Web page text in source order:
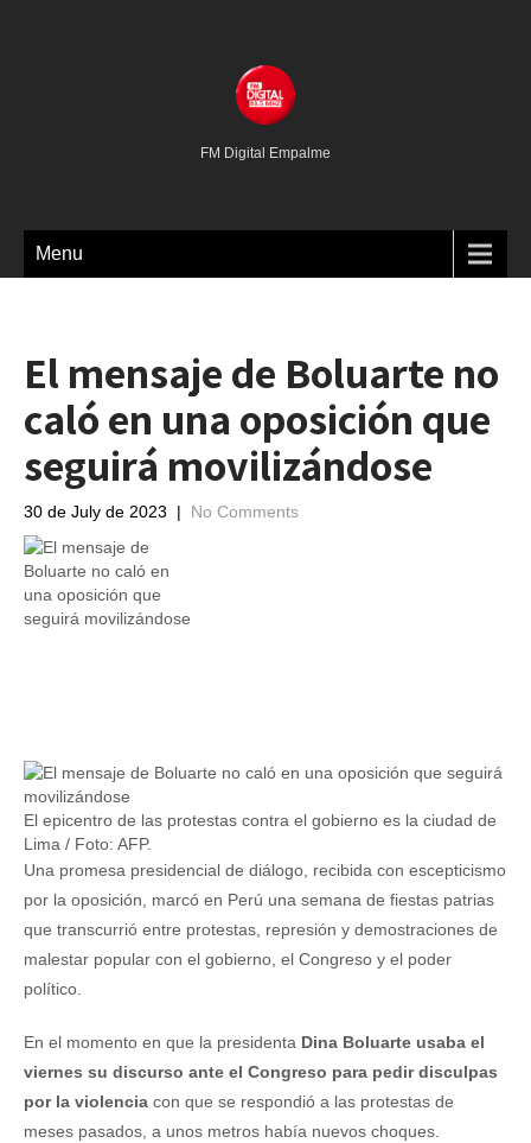
FM Digital Empalme
Menu
El mensaje de Boluarte no
caló en una oposición que
seguirá movilizándose
30 de July de 2023 | No Comments
El epicentro de las protestas contra el gobierno es la ciudad de
Lima / Foto: AFP.
Una promesa presidencial de diálogo, recibida con escepticismo
por la oposición, marcó en Perú una semana de fiestas patrias
que transcurrió entre protestas, represión y demostraciones de
malestar popular con el gobierno, el Congreso y el poder
político.
En el momento en que la presidenta Dina Boluarte usaba el
viernes su discurso ante el Congreso para pedir disculpas
por la violencia con que se respondió a las protestas de
meses pasados, a unos metros había nuevos choques.